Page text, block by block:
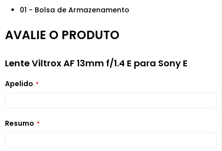
01 - Bolsa de Armazenamento
AVALIE O PRODUTO
Lente Viltrox AF 13mm f/1.4 E para Sony E
Apelido
Resumo